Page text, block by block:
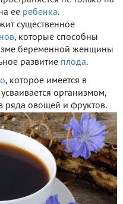
ее ребенка.
существенное
, которые способны
беременной женщины
развитие плода.
, которое имеется в
организмом,
ряда овощей и фруктов.